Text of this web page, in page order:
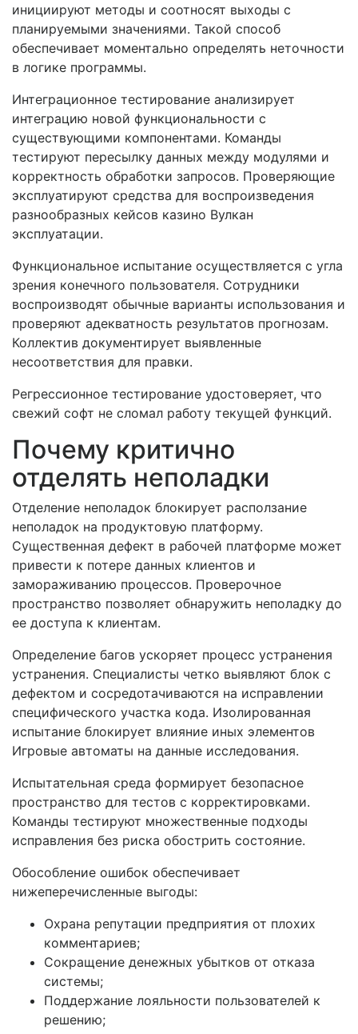
инициируют методы и соотносят выходы с
планируемыми значениями. Такой способ
обеспечивает моментально определять неточности
в логике программы.
Интеграционное тестирование анализирует
интеграцию новой функциональности с
существующими компонентами. Команды
тестируют пересылку данных между модулями и
корректность обработки запросов. Проверяющие
эксплуатируют средства для воспроизведения
разнообразных кейсов казино Вулкан
эксплуатации.
Функциональное испытание осуществляется с угла
зрения конечного пользователя. Сотрудники
воспроизводят обычные варианты использования и
проверяют адекватность результатов прогнозам.
Коллектив документирует выявленные
несоответствия для правки.
Регрессионное тестирование удостоверяет, что
свежий софт не сломал работу текущей функций.
Почему критично
отделять неполадки
Отделение неполадок блокирует расползание
неполадок на продуктовую платформу.
Существенная дефект в рабочей платформе может
привести к потере данных клиентов и
замораживанию процессов. Проверочное
пространство позволяет обнаружить неполадку до
ее доступа к клиентам.
Определение багов ускоряет процесс устранения
устранения. Специалисты четко выявляют блок с
дефектом и сосредотачиваются на исправлении
специфического участка кода. Изолированная
испытание блокирует влияние иных элементов
Игровые автоматы на данные исследования.
Испытательная среда формирует безопасное
пространство для тестов с корректировками.
Команды тестируют множественные подходы
исправления без риска обострить состояние.
Обособление ошибок обеспечивает
нижеперечисленные выгоды:
Охрана репутации предприятия от плохих
комментариев;
Сокращение денежных убытков от отказа
системы;
Поддержание лояльности пользователей к
решению;